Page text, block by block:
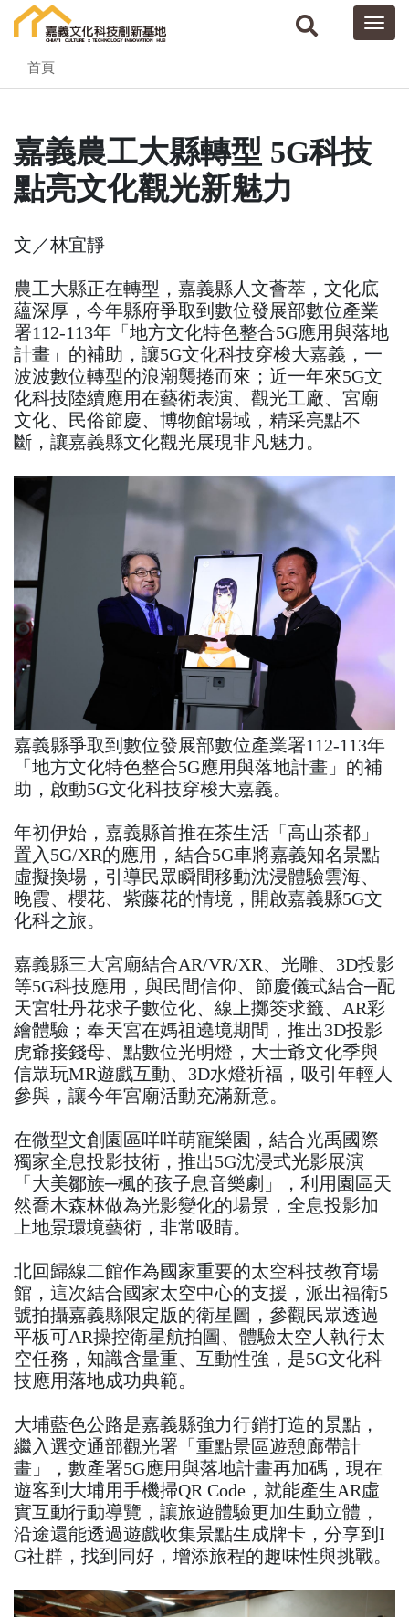
首頁
嘉義農工大縣轉型 5G科技
點亮文化觀光新魅力
文／林宜靜
農工大縣正在轉型，嘉義縣人文薈萃，文化底
蘊深厚，今年縣府爭取到數位發展部數位產業
署112-113年「地方文化特色整合5G應用與落地
計畫」的補助，讓5G文化科技穿梭大嘉義，一
波波數位轉型的浪潮襲捲而來；近一年來5G文
化科技陸續應用在藝術表演、觀光工廠、宮廟
文化、民俗節慶、博物館場域，精采亮點不
斷，讓嘉義縣文化觀光展現非凡魅力。
嘉義縣爭取到數位發展部數位產業署112-113年
「地方文化特色整合5G應用與落地計畫」的補
助，啟動5G文化科技穿梭大嘉義。
年初伊始，嘉義縣首推在茶生活「高山茶都」
置入5G/XR的應用，結合5G車將嘉義知名景點
虛擬換場，引導民眾瞬間移動沈浸體驗雲海、
晚霞、櫻花、紫藤花的情境，開啟嘉義縣5G文
化科之旅。
嘉義縣三大宮廟結合AR/VR/XR、光雕、3D投影
等5G科技應用，與民間信仰、節慶儀式結合─配
天宮牡丹花求子數位化、線上擲筊求籤、AR彩
繪體驗；奉天宮在媽祖遶境期間，推出3D投影
虎爺接錢母、點數位光明燈，大士爺文化季與
信眾玩MR遊戲互動、3D水燈祈福，吸引年輕人
參與，讓今年宮廟活動充滿新意。
在微型文創園區咩咩萌寵樂園，結合光禹國際
獨家全息投影技術，推出5G沈浸式光影展演
「大美鄒族─楓的孩子息音樂劇」，利用園區天
然喬木森林做為光影變化的場景，全息投影加
上地景環境藝術，非常吸睛。
北回歸線二館作為國家重要的太空科技教育場
館，這次結合國家太空中心的支援，派出福衛5
號拍攝嘉義縣限定版的衛星圖，參觀民眾透過
平板可AR操控衛星航拍圖、體驗太空人執行太
空任務，知識含量重、互動性強，是5G文化科
技應用落地成功典範。
大埔藍色公路是嘉義縣強力行銷打造的景點，
繼入選交通部觀光署「重點景區遊憩廊帶計
畫」，數產署5G應用與落地計畫再加碼，現在
遊客到大埔用手機掃QR Code，就能產生AR虛
實互動行動導覽，讓旅遊體驗更加生動立體，
沿途還能透過遊戲收集景點生成牌卡，分享到I
G社群，找到同好，增添旅程的趣味性與挑戰。